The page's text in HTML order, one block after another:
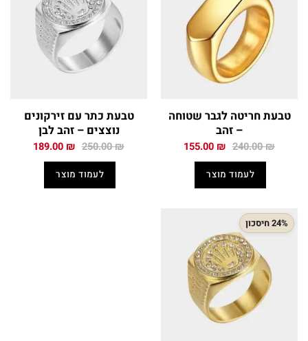
טבעת חריטה לגבר שטוחה
– זהב
240.00₪ המחיר
240.00 ₪.
155.00 ₪ המחיר
לעמוד מוצר
טבעת כתר עם זירקונים
נוצצים – זהב לבן
250.00₪ המחיר
250.00 ₪.
189.00 ₪ המחיר
לעמוד מוצר
24% חיסכון